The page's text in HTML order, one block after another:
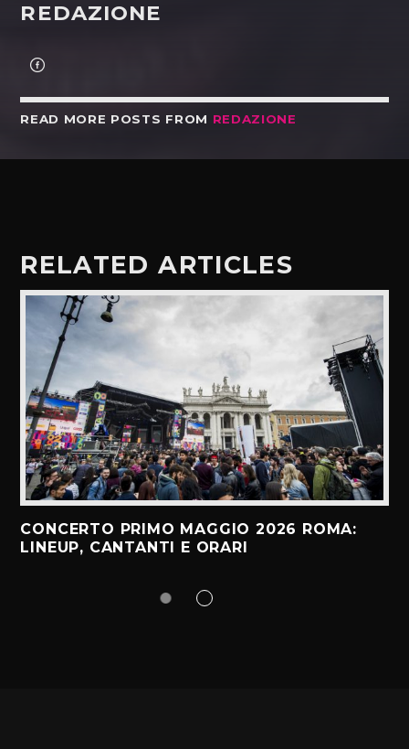
REDAZIONE
READ MORE POSTS FROM REDAZIONE
RELATED ARTICLES
CONCERTO PRIMO MAGGIO 2026 ROMA:
LINEUP, CANTANTI E ORARI